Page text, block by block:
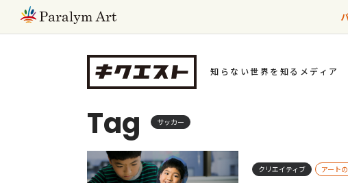
知らない世界を知るメディア
Tag サッカー
クリエイティブ アート